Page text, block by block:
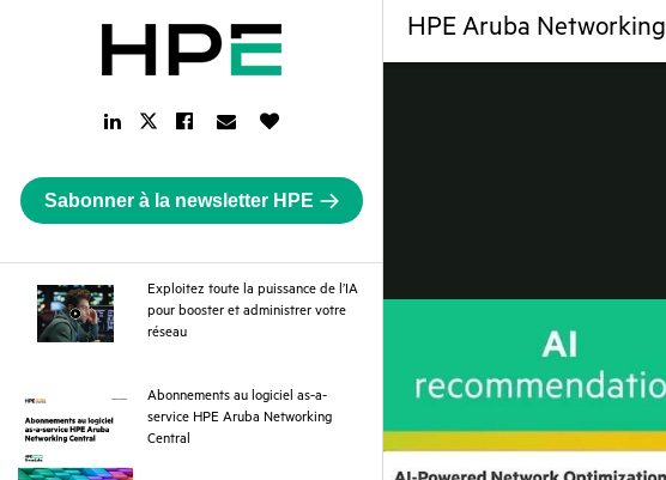
HPE Aruba
LinkedIn
Link
Twitter
Facebook
Link
Email
Link
Sabonner à la newsletter HPE
Exploitez toute la puissance de l’IA
pour booster et administrer votre
réseauwebpage
Abonnements au logiciel as-a-
service HPE Aruba Networking
Central